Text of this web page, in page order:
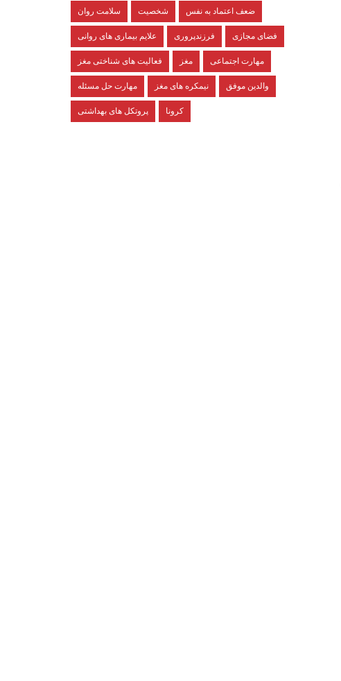
سلامت روان شخصیت ضعف اعتماد به نفس
علایم بیماری های روانی فرزندپروری فضای مجازی
فعالیت های شناختی مغز مغز مهارت اجتماعی
مهارت حل مسئله نیمکره های مغز والدین موفق
پروتکل های بهداشتی کرونا